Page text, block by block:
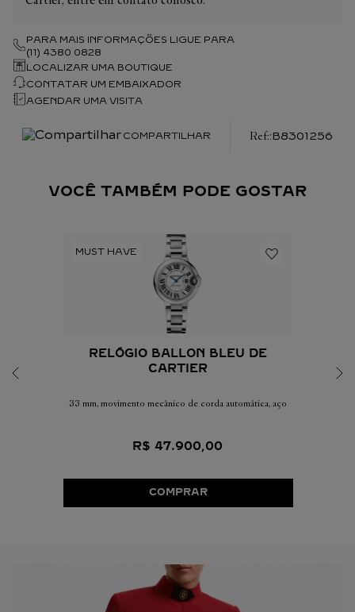
PARA MAIS INFORMAÇÕES LIGUE PARA
(11) 4380 0828
LOCALIZAR UMA BOUTIQUE
CONTATAR UM EMBAIXADOR
AGENDAR UMA VISITA
COMPARTILHAR :B8301256
VOCÊ TAMBÉM PODE GOSTAR
RELÓGIO BALLON BLEU DE
CARTIER
33 mm, movimento mecânico de corda automática, aço
R$ 47.900,00
COMPRAR